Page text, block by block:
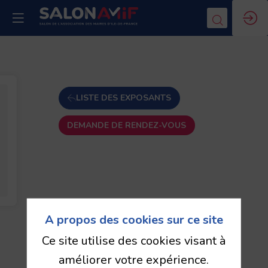
LISTE DES EXPOSANTS
DEMANDE DE RENDEZ-VOUS
A propos des cookies sur ce site
Ce site utilise des cookies visant à
améliorer votre expérience.